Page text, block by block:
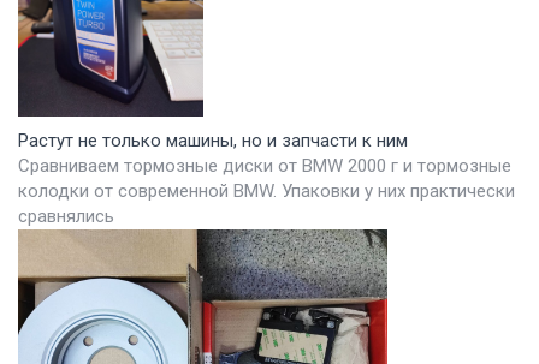
Растут не только машины, но и запчасти к ним
Сравниваем тормозные диски от BMW 2000 г и тормозные
колодки от современной BMW. Упаковки у них практически
сравнялись